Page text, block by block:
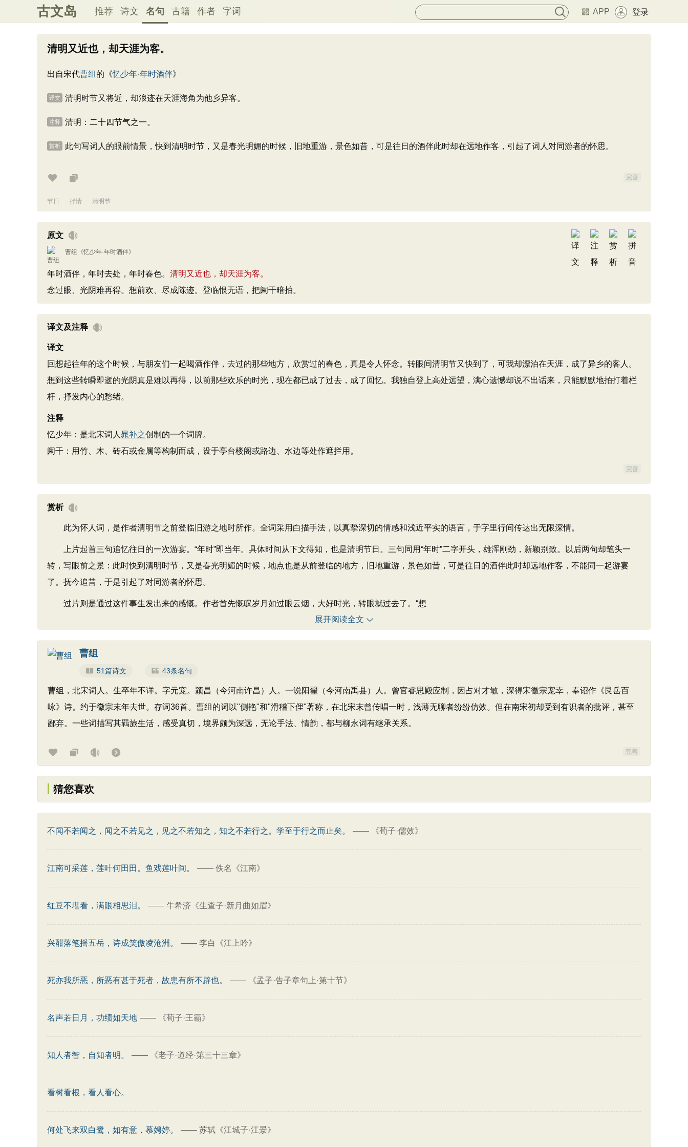
古文岛 推荐 诗文 名句 古籍 作者 字词 APP 登录
清明又近也，却天涯为客。
出自宋代曹组 的《忆少年·年时酒伴》
译文 清明时节又将近，却浪迹在天涯海角为他乡异客。
注释 清明：二十四节气之一。
赏析 此句写词人的眼前情景，快到清明时节，又是春光明媚的时候，旧地重游，景色如昔，可是往日的酒伴此时却在远地作客，引起了词人对同游者的怀思。
完善
节日 抒情 清明节
原文
曹组 《忆少年·年时酒伴》
年时酒伴，年时去处，年时春色。 清明又近也，却天涯为客。
念过眼、光阴难再得。想前欢、尽成陈迹。登临恨无语，把阑干暗拍。
译文及注释
译文
回想起往年的这个时候，与朋友们一起喝酒作伴，去过的那些地方，欣赏过的春色，真是令人怀念。转眼间清明节又快到了，可我却漂泊在天涯，成了异乡的客人。
想到这些转瞬即逝的光阴真是难以再得，以前那些欢乐的时光，现在都已成了过去，成了回忆。我独自登上高处远望，满心遗憾却说不出话来，只能默默地拍打着栏
杆，抒发内心的愁绪。
注释
忆少年：是北宋词人 晁补之创制的一个词牌。
阑干：用竹、木、砖石或金属等构制而成，设于亭台楼阁或路边、水边等处作遮拦用。
完善
赏析
此为怀人词，是作者清明节之前登临旧游之地时所作。全词采用白描手法，以真挚深切的情感和浅近平实的语言，于字里行间传达出无限深情。
上片起首三句追忆往日的一次游宴。“年时”即当年。具体时间从下文得知，也是清明节日。三句同用“年时”二字开头，雄浑刚劲，新颖别致。以后两句却笔头一
转，写眼前之景：此时快到清明时节，又是春光明媚的时候，地点也是从前登临的地方，旧地重游，景色如昔，可是往日的酒伴此时却远地作客，不能同一起游宴
了。抚今追昔，于是引起了对同游者的怀思。
过片则是通过这件事生发出来的感慨。作者首先慨叹岁月如过眼云烟，大好时光，转眼就过去了。“想
展开阅读全文
曹组
51篇诗文 43条名句
曹组，北宋词人。生卒年不详。字元宠。颍昌（今河南许昌）人。一说阳翟（今河南禹县）人。曾官睿思殿应制，因占对才敏，深得宋徽宗宠幸，奉诏作《艮岳百
咏》诗。约于徽宗末年去世。存词36首。曹组的词以"侧艳"和"滑稽下俚"著称，在北宋末曾传唱一时，浅薄无聊者纷纷仿效。但在南宋初却受到有识者的批评，甚至
鄙弃。一些词描写其羁旅生活，感受真切，境界颇为深远，无论手法、情韵，都与柳永词有继承关系。
完善
猜您喜欢
不闻不若闻之，闻之不若见之，见之不若知之，知之不若行之。学至于行之而止矣。 —— 《荀子·儒效》
江南可采莲，莲叶何田田。鱼戏莲叶间。 —— 佚名《江南》
红豆不堪看，满眼相思泪。 —— 牛希济《生查子·新月曲如眉》
兴酣落笔摇五岳，诗成笑傲凌沧洲。 —— 李白《江上吟》
死亦我所恶，所恶有甚于死者，故患有所不辟也。 —— 《孟子·告子章句上·第十节》
名声若日月，功绩如天地 —— 《荀子·王霸》
知人者智，自知者明。 —— 《老子·道经·第三十三章》
看树看根，看人看心。
何处飞来双白鹭，如有意，慕娉婷。 —— 苏轼《江城子·江景》